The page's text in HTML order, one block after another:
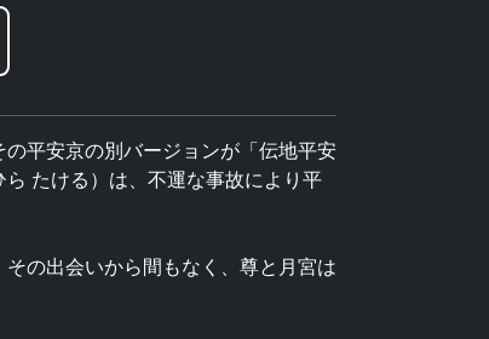
平安京の別バージョンが「伝地平安
たける）は、不運な事故により平
の出会いから間もなく、尊と月宮は